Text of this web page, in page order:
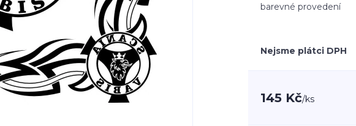
barevné provedení
Nejsme plátci DPH
145 Kč/ks